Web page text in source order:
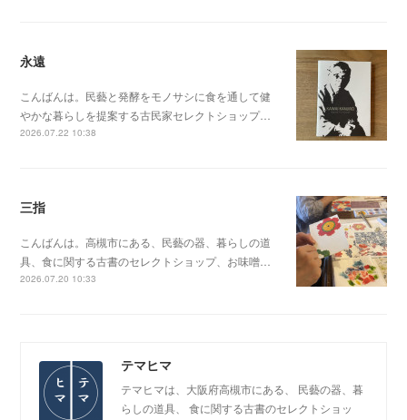
永遠
こんばんは。民藝と発酵をモノサシに食を通して健
やかな暮らしを提案する古民家セレクトショップ…
2026.07.22 10:38
三指
こんばんは。高槻市にある、民藝の器、暮らしの道
具、食に関する古書のセレクトショップ、お味噌…
2026.07.20 10:33
テマヒマ
テマヒマは、大阪府高槻市にある、 民藝の器、暮
らしの道具、 食に関する古書のセレクトショッ